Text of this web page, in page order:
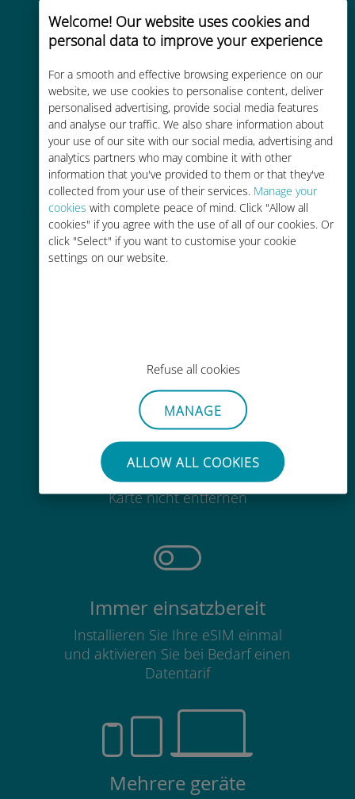
Welcome! Our website uses cookies and
personal data to improve your experience
For a smooth and effective browsing experience on our
website, we use cookies to personalise content, deliver
personalised advertising, provide social media features
and analyse our traffic. We also share information about
your use of our site with our social media, advertising and
analytics partners who may combine it with other
information that you've provided to them or that they've
collected from your use of their services. Manage your
cookies with complete peace of mind. Click "Allow all
cookies" if you agree with the use of all of our cookies. Or
click "Select" if you want to customise your cookie
settings on our website.
Refuse all cookies
MANAGE
ALLOW ALL COOKIES
Kostengünstig
Bis zu 90 % günstiger als Roaming-
Gebühren bei Ihrem bisherigen
Anbieter
Mühelos
Sie müssen Ihre bestehende SIM-
Karte nicht entfernen
Immer einsatzbereit
Installieren Sie Ihre eSIM einmal
und aktivieren Sie bei Bedarf einen
Datentarif
Mehrere geräte